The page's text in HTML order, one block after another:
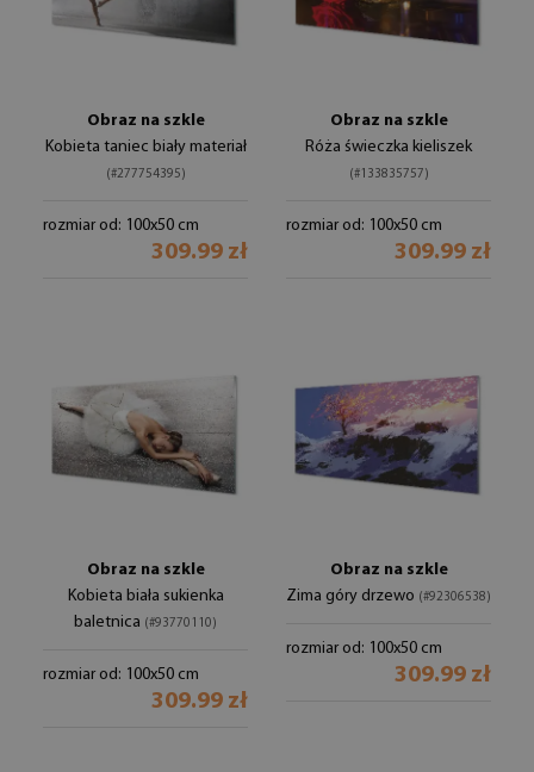
Obraz na szkle
Kobieta taniec biały materiał
(#277754395)
rozmiar od: 100x50 cm
309.99 zł
Obraz na szkle
Róża świeczka kieliszek
(#133835757)
rozmiar od: 100x50 cm
309.99 zł
Obraz na szkle
Kobieta biała sukienka
baletnica (#93770110)
rozmiar od: 100x50 cm
309.99 zł
Obraz na szkle
Zima góry drzewo (#92306538)
rozmiar od: 100x50 cm
309.99 zł